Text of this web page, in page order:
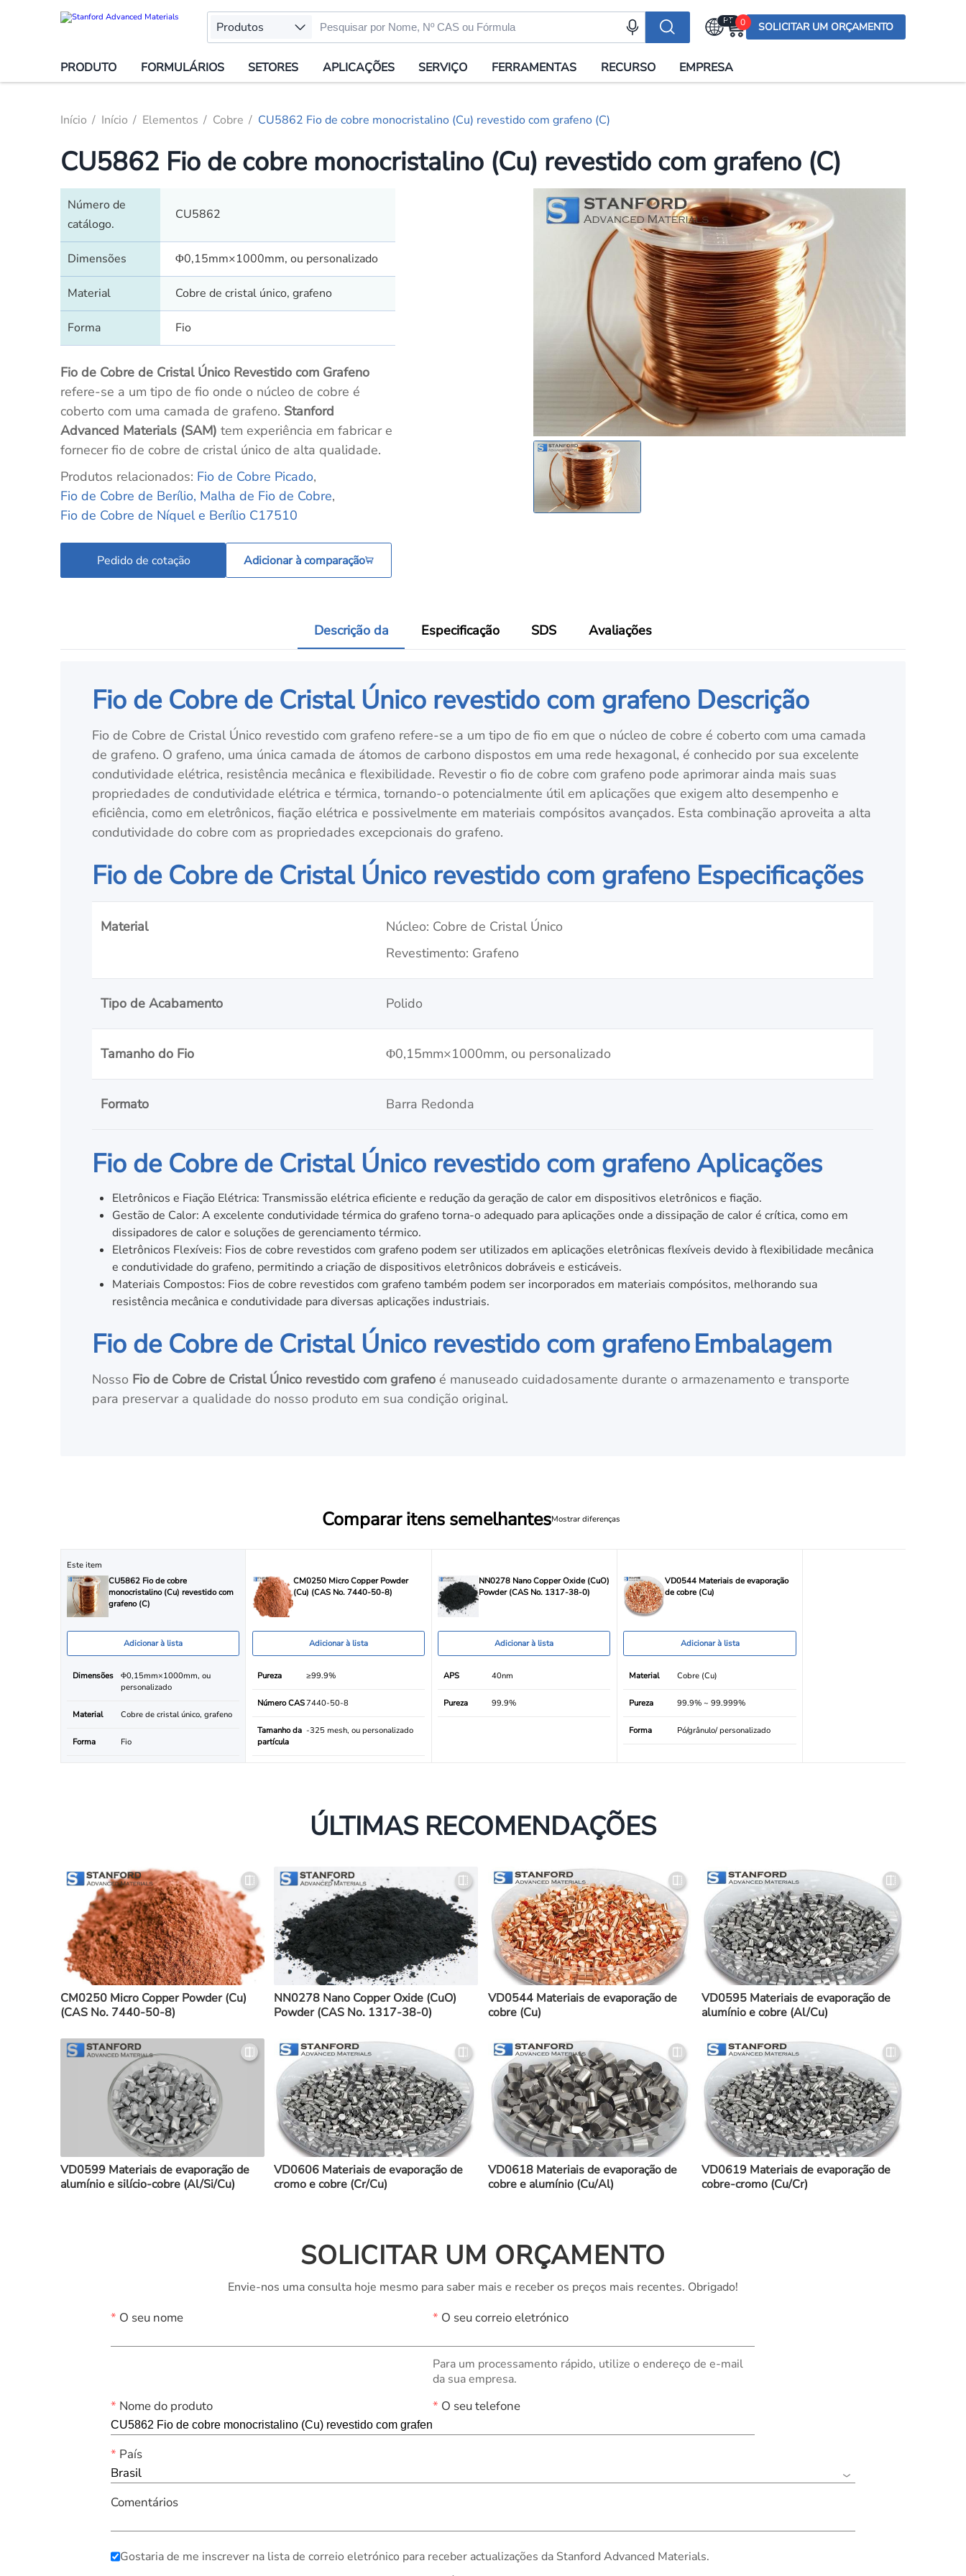
Produtos PT
English (US)
Français
Italiano
日本語
Русский
한국어
Português
العربية
Nederland
Polska
Sverige
भारत
0 SOLICITAR UM ORÇAMENTO
PRODUTO FORMULÁRIOS SETORES APLICAÇÕES SERVIÇO FERRAMENTAS RECURSO EMPRESA
Início Início Elementos Cobre CU5862 Fio de cobre monocristalino (Cu) revestido com grafeno (C)
CU5862 Fio de cobre monocristalino (Cu) revestido com grafeno (C)
Número de
catálogo.
CU5862
Dimensões Φ0,15mm×1000mm, ou personalizado
Material Cobre de cristal único, grafeno
Forma Fio
Fio de Cobre de Cristal Único Revestido comGrafeno
refere-se a um tipo de fio onde o núcleo de cobre é
coberto com uma camada de grafeno. Stanford
Advanced Materials (SAM) tem experiência em fabricar e
fornecer fio de cobre de cristal único de alta qualidade.
Produtos relacionados: Fio de Cobre Picado,
Fio de Cobre de Berílio, Malha de Fio de Cobre,
Fio de Cobre de Níquel e Berílio C17510
Pedido de cotação Adicionar à comparação
Descrição da Especificação SDS Avaliações
Fio de Cobre de Cristal Único revestido com grafeno Descrição
Fio de Cobre de Cristal Único revestido com grafeno refere-se a um tipo de fio em que o núcleo de cobre é coberto com uma camada
de grafeno. O grafeno, uma única camada de átomos de carbono dispostos em uma rede hexagonal, é conhecido por sua excelente
condutividade elétrica, resistência mecânica e flexibilidade. Revestir o fio de cobre com grafeno pode aprimorar ainda mais suas
propriedades de condutividade elétrica e térmica, tornando-o potencialmente útil em aplicações que exigem alto desempenho e
eficiência, como em eletrônicos, fiação elétrica e possivelmente em materiais compósitos avançados. Esta combinação aproveita a alta
condutividade do cobre com as propriedades excepcionais do grafeno.
Fio de Cobre de Cristal Único revestido com grafeno Especificações
Material
Núcleo: Cobre de Cristal Único
Revestimento: Grafeno
Tipo de Acabamento ‎Polido
Tamanho do Fio ‎Φ0,15mm×1000mm, ou personalizado
Formato ‎Barra Redonda
Fio de Cobre de Cristal Único revestido com grafeno Aplicações
Eletrônicos e Fiação Elétrica: Transmissão elétrica eficiente e redução da geração de calor em dispositivos eletrônicos e fiação.
Gestão de Calor: A excelente condutividade térmica do grafeno torna-o adequado para aplicações onde a dissipação de calor é crítica, como em
dissipadores de calor e soluções de gerenciamento térmico.
Eletrônicos Flexíveis: Fios de cobre revestidos com grafeno podem ser utilizados em aplicações eletrônicas flexíveis devido à flexibilidade mecânica
e condutividade do grafeno, permitindo a criação de dispositivos eletrônicos dobráveis e esticáveis.
Materiais Compostos: Fios de cobre revestidos com grafeno também podem ser incorporados em materiais compósitos, melhorando sua
resistência mecânica e condutividade para diversas aplicações industriais.
Fio de Cobre de Cristal Único revestido com grafenoEmbalagem
Nosso Fio de Cobre de Cristal Único revestido com grafeno é manuseado cuidadosamente durante o armazenamento e transporte
para preservar a qualidade do nosso produto em sua condição original.
Comparar itens semelhantesMostrar diferenças
Este item
CU5862 Fio de cobre
monocristalino (Cu) revestido com
grafeno (C)
Adicionar à lista
Dimensões
Φ0,15mm×1000mm, ou
personalizado
Material Cobre de cristal único, grafeno
Forma Fio
CM0250 Micro Copper Powder
(Cu) (CAS No. 7440-50-8)
Adicionar à lista
Pureza ≥99.9%
Número CAS7440-50-8
Tamanho da
partícula
-325 mesh, ou personalizado
NN0278 Nano Copper Oxide (CuO)
Powder (CAS No. 1317-38-0)
Adicionar à lista
APS 40nm
Pureza 99.9%
VD0544 Materiais de evaporação
de cobre (Cu)
Adicionar à lista
Material Cobre (Cu)
Pureza 99.9% ~ 99.999%
Forma Pó/grânulo/ personalizado
ÚLTIMAS RECOMENDAÇÕES
CM0250 Micro Copper Powder (Cu)
(CAS No. 7440-50-8)
NN0278 Nano Copper Oxide (CuO)
Powder (CAS No. 1317-38-0)
VD0544 Materiais de evaporação de
cobre (Cu)
VD0595 Materiais de evaporação de
alumínio e cobre (Al/Cu)
VD0599 Materiais de evaporação de
alumínio e silício-cobre (Al/Si/Cu)
VD0606 Materiais de evaporação de
cromo e cobre (Cr/Cu)
VD0618 Materiais de evaporação de
cobre e alumínio (Cu/Al)
VD0619 Materiais de evaporação de
cobre-cromo (Cu/Cr)
SOLICITAR UM ORÇAMENTO
Envie-nos uma consulta hoje mesmo para saber mais e receber os preços mais recentes. Obrigado!
* O seu nome * O seu correio eletrónico
Para um processamento rápido, utilize o endereço de e-mail
da sua empresa.
* Nome do produto * O seu telefone
* País
Brasil
Comentários
Gostaria de me inscrever na lista de correio eletrónico para receber actualizações da Stanford Advanced Materials.